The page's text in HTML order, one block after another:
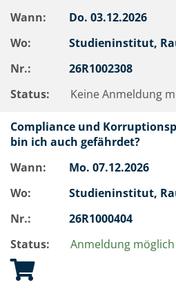
Wann:
Do. 03.12.2026
Wo:
Studieninstitut,
Nr.:
26R1002308
Status:
Keine Anmeldung
Compliance und
bin ich auch gefährdet?
Wann:
Mo. 07.12.2026
Wo:
Studieninstitut,
Nr.:
26R1000404
Status:
Anmeldung möglich